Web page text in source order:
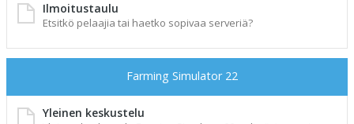
Ilmoitustaulu
Etsitkö pelaajia tai haetko sopivaa serveriä?
Farming Simulator 22
Yleinen keskustelu